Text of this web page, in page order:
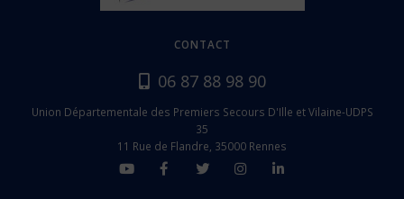
CONTACT
06 87 88 98 90
Union Départementale des Premiers Secours D'Ille et Vilaine-UDPS
35
11 Rue de Flandre, 35000 Rennes